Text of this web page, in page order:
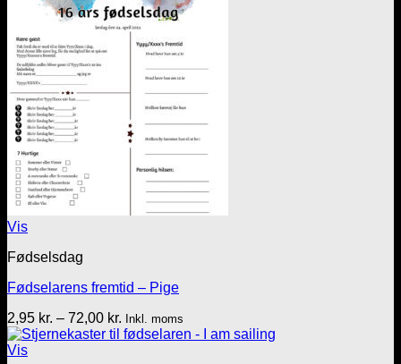
Vis
Fødselsdag
Fødselarens fremtid – Pige
2,95 kr. – 72,00 kr. Prisinterval:
2,95 kr.
Inkl. moms
Vis